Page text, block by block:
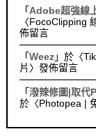
「 Adobe超強線
〈FocoClipping
佈留言
「Weez」於〈
片 〉發佈留言
「潑辣修圖|取代
於〈Photopea |